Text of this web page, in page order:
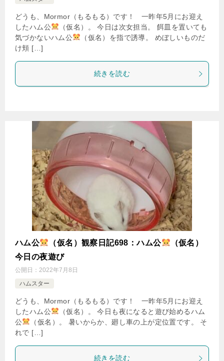
どうも、Mormor（もるもる）です！ 一昨年5月にお迎え
したハム公
（仮名）。 今日は次女担当。 餌皿を置いても
気づかないハム公
（仮名）を指で誘導。 めぼしいものだ
け頬 […]
続きを読む
ハム公 （仮名）観察日記698：ハム公
（仮名）
今日の夜遊び
公開日： 2022年7月8日
ハムスター
どうも、Mormor（もるもる）です！ 一昨年5月にお迎え
したハム公
（仮名）。 今日も夜になると遊び始めるハム
公
（仮名）。 暑いからか、廻し車の上が定位置です。 そ
れで […]
続きを読む